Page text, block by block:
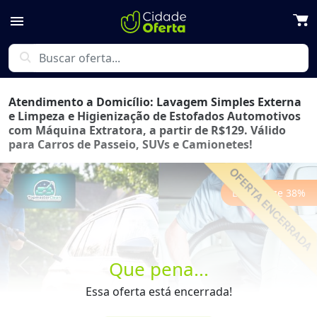
menu
search
Que pena...
Essa oferta está encerrada!
Atendimento a Domicílio: Lavagem Simples Externa
e Limpeza e Higienização de Estofados Automotivos
com Máquina Extratora, a partir de R$129. Válido
para Carros de Passeio, SUVs e Camionetes!
Economize 38%